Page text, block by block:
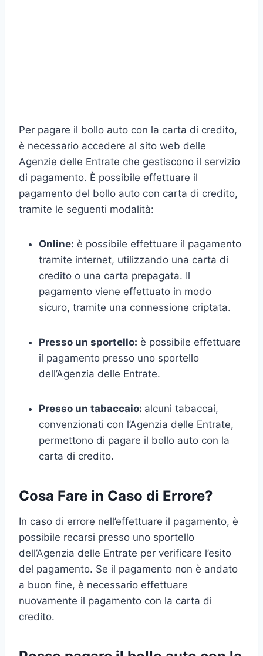
Per pagare il bollo auto con la carta di credito,
è necessario accedere al sito web delle
Agenzie delle Entrate che gestiscono il servizio
di pagamento. È possibile effettuare il
pagamento del bollo auto con carta di credito,
tramite le seguenti modalità:
Online: è possibile effettuare il pagamento
tramite internet, utilizzando una carta di
credito o una carta prepagata. Il
pagamento viene effettuato in modo
sicuro, tramite una connessione criptata.
Presso un sportello: è possibile effettuare
il pagamento presso uno sportello
dell’Agenzia delle Entrate.
Presso un tabaccaio: alcuni tabaccai,
convenzionati con l’Agenzia delle Entrate,
permettono di pagare il bollo auto con la
carta di credito.
Cosa Fare in Caso di Errore?
In caso di errore nell’effettuare il pagamento, è
possibile recarsi presso uno sportello
dell’Agenzia delle Entrate per verificare l’esito
del pagamento. Se il pagamento non è andato
a buon fine, è necessario effettuare
nuovamente il pagamento con la carta di
credito.